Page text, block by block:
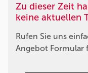
Zu dieser Zeit
keine aktuellen
Rufen Sie uns
Angebot Formular